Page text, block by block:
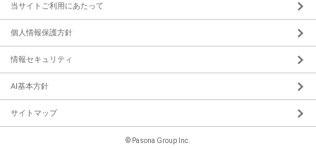
当サイトご利用にあたって
個人情報保護方針
情報セキュリティ
AI基本方針
サイトマップ
© Pasona Group Inc.